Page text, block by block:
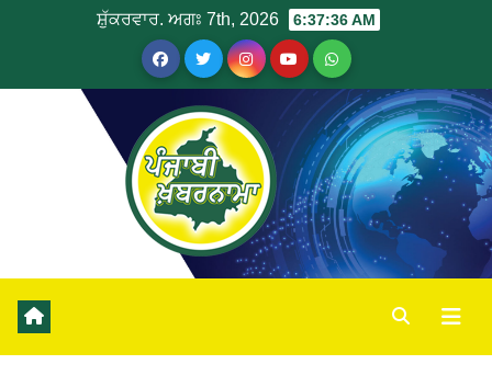
ਸ਼ੁੱਕਰਵਾਰ. ਅਗਃ 7th, 2026 6:37:37 AM